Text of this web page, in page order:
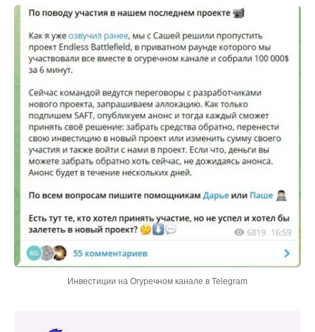
Инвестиции на Огуречном канале в Telegram